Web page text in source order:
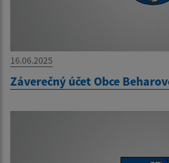
16.06.2025
Záverečný účet Obce